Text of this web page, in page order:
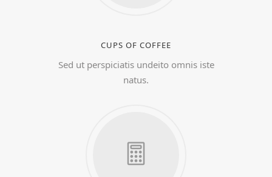
CUPS OF COFFEE
Sed ut perspiciatis undeito omnis iste
natus.